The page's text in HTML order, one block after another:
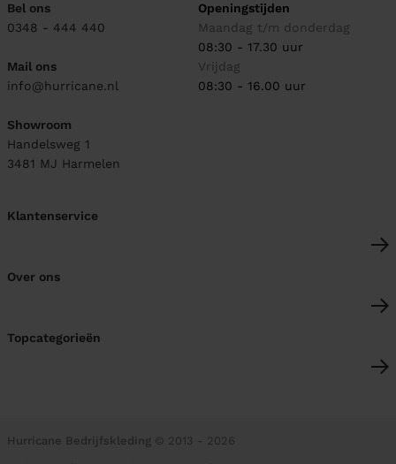
Bel ons
0348 - 444 440
Mail ons
info@hurricane.nl
Showroom
Handelsweg 1
3481 MJ Harmelen
Openingstijden
Maandag t/m donderdag
08:30 - 17.30 uur
Vrijdag
08:30 - 16.00 uur
Klantenservice
Over ons
Topcategorieën
Hurricane Bedrijfskleding © 2013 - 2026